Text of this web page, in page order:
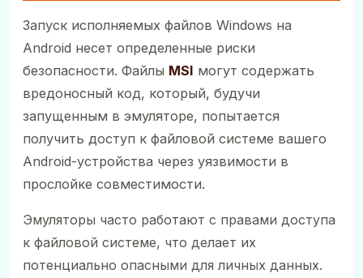
Запуск исполняемых файлов Windows на
Android несет определенные риски
безопасности. Файлы MSI могут содержать
вредоносный код, который, будучи
запущенным в эмуляторе, попытается
получить доступ к файловой системе вашего
Android-устройства через уязвимости в
прослойке совместимости.
Эмуляторы часто работают с правами доступа
к файловой системе, что делает их
потенциально опасными для личных данных.